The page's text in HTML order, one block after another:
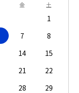
金 土
1
7
8
14
15
21
22
28
29